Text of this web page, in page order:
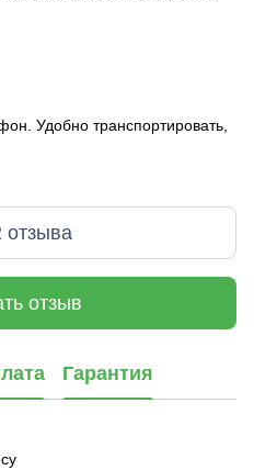
Удобно транспортировать,
отзыв
Гарантия